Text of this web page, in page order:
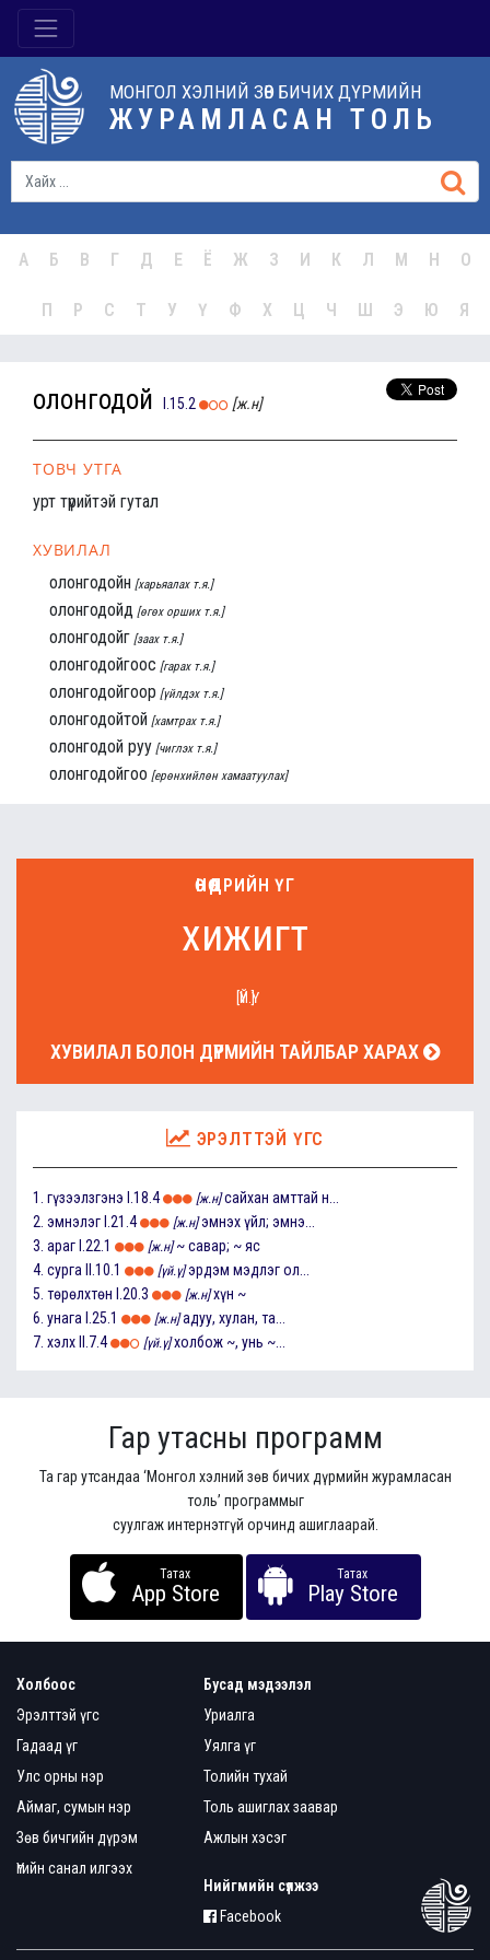
МОНГОЛ ХЭЛНИЙ ЗӨВ БИЧИХ ДҮРМИЙН
ЖУРАМЛАСАН ТОЛЬ
А Б В Г Д Е Ё Ж З И К Л М Н О
П Р С Т У Ү Ф Х Ц Ч Ш Э Ю Я
олонгодой I.15.2 [ж.н]
ТОВЧ УТГА
урт түрийтэй гутал
ХУВИЛАЛ
олонгодойн [харьяалах т.я.]
олонгодойд [өгөх орших т.я.]
олонгодойг [заах т.я.]
олонгодойгоос [гарах т.я.]
олонгодойгоор [үйлдэх т.я.]
олонгодойтой [хамтрах т.я.]
олонгодой руу [чиглэх т.я.]
олонгодойгоо [ерөнхийлөн хамаатуулах]
ӨНӨӨДРИЙН ҮГ
хижигт
[ҮЙ.Ү]
ХУВИЛАЛ БОЛОН ДҮРМИЙН ТАЙЛБАР ХАРАХ
ЭРЭЛТТЭЙ ҮГС
1. гүзээлзгэнэ I.18.4 [ж.н] сайхан амттай н...
2. эмнэлэг I.21.4 [ж.н] эмнэх үйл; эмнэ...
3. араг I.22.1 [ж.н] ~ савар; ~ яс
4. сурга II.10.1 [үй.ү] эрдэм мэдлэг ол...
5. төрөлхтөн I.20.3 [ж.н] хүн ~
6. унага I.25.1 [ж.н] адуу, хулан, та...
7. хэлх II.7.4 [үй.ү] холбож ~, унь ~...
Гар утасны программ
Та гар утсандаа ‘Монгол хэлний зөв бичих дүрмийн журамласан
толь’ программыг
суулгаж интернэтгүй орчинд ашиглаарай.
Татах
App Store
Татах
Play Store
Холбоос
Эрэлттэй үгс
Гадаад үг
Улс орны нэр
Аймаг, сумын нэр
Зөв бичгийн дүрэм
Үгийн санал илгээх
Бусад мэдээлэл
Уриалга
Уялга үг
Толийн тухай
Толь ашиглах заавар
Ажлын хэсэг
Нийгмийн сүлжээ
Facebook